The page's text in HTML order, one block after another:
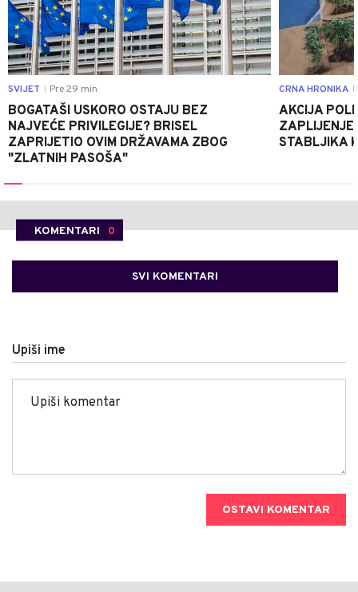
SVIJET Pre 29 min
BOGATAŠI USKORO OSTAJU BEZ
NAJVEĆE PRIVILEGIJE? BRISEL
ZAPRIJETIO OVIM DRŽAVAMA ZBOG
"ZLATNIH PASOŠA"
CRNA HRONIKA
AKCIJA
STABLJIKA
KOMENTARI 0
SVI KOMENTARI
Upiši ime
OSTAVI KOMENTAR